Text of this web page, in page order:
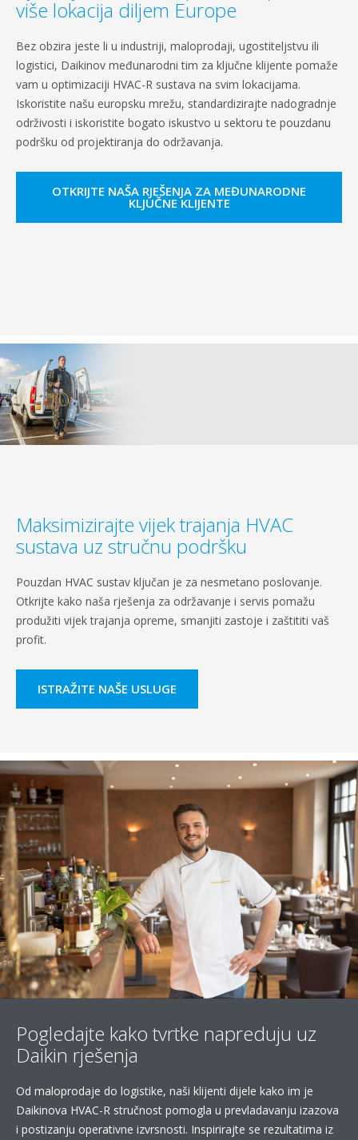
više lokacija diljem Europe
Bez obzira jeste li u industriji, maloprodaji, ugostiteljstvu ili
logistici, Daikinov međunarodni tim za ključne klijente pomaže
vam u optimizaciji HVAC-R sustava na svim lokacijama.
Iskoristite našu europsku mrežu, standardizirajte nadogradnje
održivosti i iskoristite bogato iskustvo u sektoru te pouzdanu
podršku od projektiranja do održavanja.
OTKRIJTE NAŠA RJEŠENJA ZA MEĐUNARODNE
KLJUČNE KLIJENTE
Maksimizirajte vijek trajanja HVAC
sustava uz stručnu podršku
Pouzdan HVAC sustav ključan je za nesmetano poslovanje.
Otkrijte kako naša rješenja za održavanje i servis pomažu
produžiti vijek trajanja opreme, smanjiti zastoje i zaštititi vaš
profit.
ISTRAŽITE NAŠE USLUGE
Pogledajte kako tvrtke napreduju uz
Daikin rješenja
Od maloprodaje do logistike, naši klijenti dijele kako im je
Daikinova HVAC-R stručnost pomogla u prevladavanju izazova
i postizanju operativne izvrsnosti. Inspirirajte se rezultatima iz